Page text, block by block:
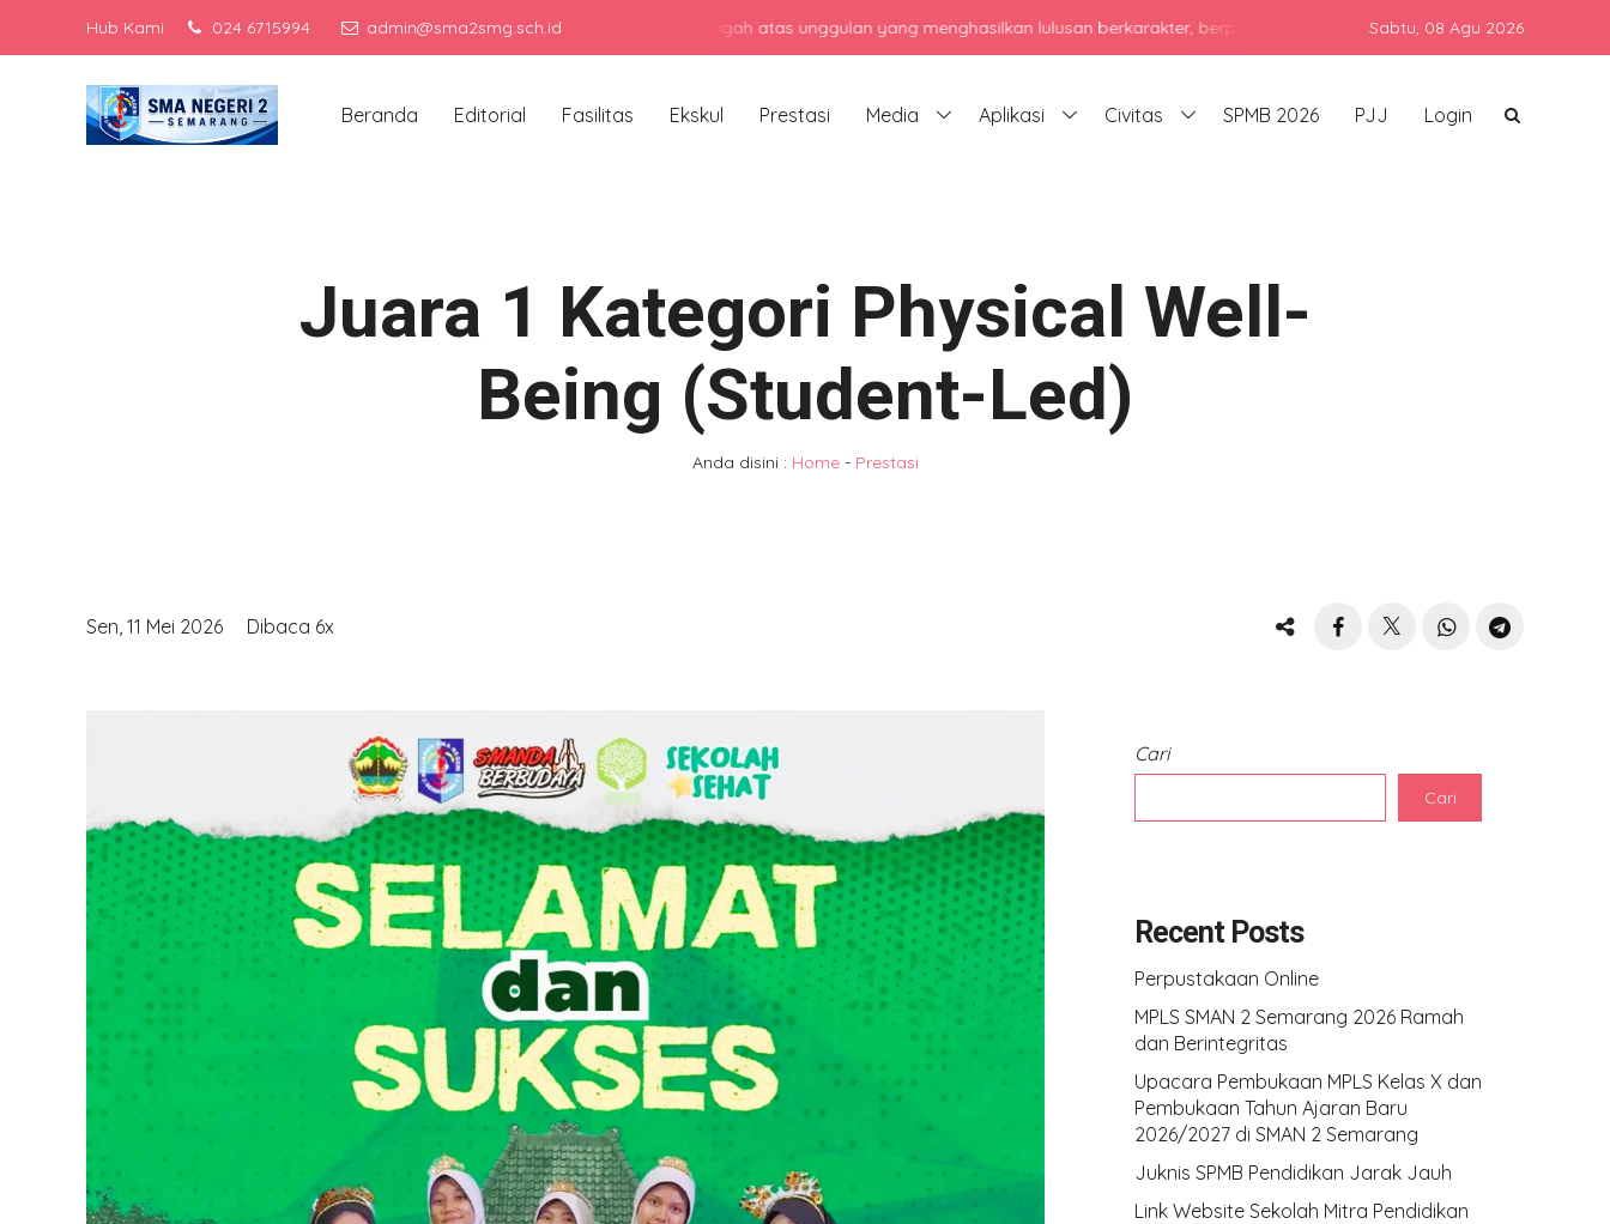
Hub Kami 024 6715994 admin@sma2smg.sch.id
Menjadi sekolah menengah atas unggulan yang menghasilkan lulusan berkarakter, berprestasi, dan siap bersaing di era global dengan tetap
Sabtu, 08 Agu 2026
Beranda Editorial Fasilitas Ekskul Prestasi Media Aplikasi Civitas SPMB 2026 PJJ Login
Juara 1 Kategori Physical Well-
Being (Student-Led)
Anda disini : Home- Prestasi
Sen, 11 Mei 2026 Dibaca 6x
Cari
Cari
Recent Posts
Perpustakaan Online
MPLS SMAN 2 Semarang 2026 Ramah
dan Berintegritas
Upacara Pembukaan MPLS Kelas X dan
Pembukaan Tahun Ajaran Baru
2026/2027 di SMAN 2 Semarang
Juknis SPMB Pendidikan Jarak Jauh
Link Website Sekolah Mitra Pendidikan